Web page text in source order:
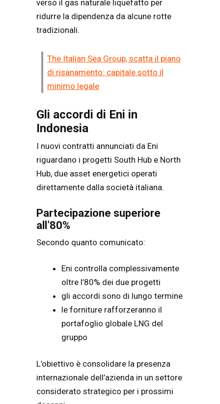
verso il gas naturale liquefatto per
ridurre la dipendenza da alcune rotte
tradizionali.
The Italian Sea Group, scatta il piano
di risanamento: capitale sotto il
minimo legale
Gli accordi di Eni in
Indonesia
I nuovi contratti annunciati da Eni
riguardano i progetti South Hub e North
Hub, due asset energetici operati
direttamente dalla società italiana.
Partecipazione superiore
all’80%
Secondo quanto comunicato:
Eni controlla complessivamente
oltre l’80% dei due progetti
gli accordi sono di lungo termine
le forniture rafforzeranno il
portafoglio globale LNG del
gruppo
L’obiettivo è consolidare la presenza
internazionale dell’azienda in un settore
considerato strategico per i prossimi